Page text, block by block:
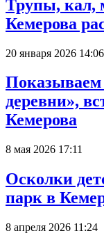
Трупы, кал,
Кемерова
20 января 2026 14:06
Показываем
деревни»,
Кемерова
8 мая 2026 17:11
Осколки
парк в
8 апреля 2026 11:24